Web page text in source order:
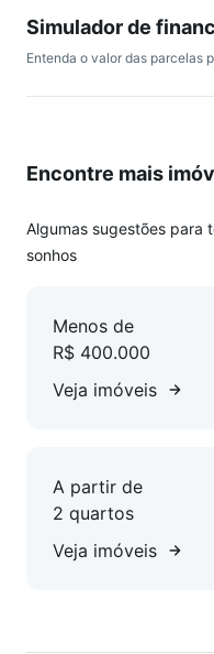
Simulador de
Entenda o valor das parcelas
Encontre mais
Algumas sugestões para
sonhos
Menos de
R$ 400.000
Veja imóveis
A partir de
2 quartos
Veja imóveis